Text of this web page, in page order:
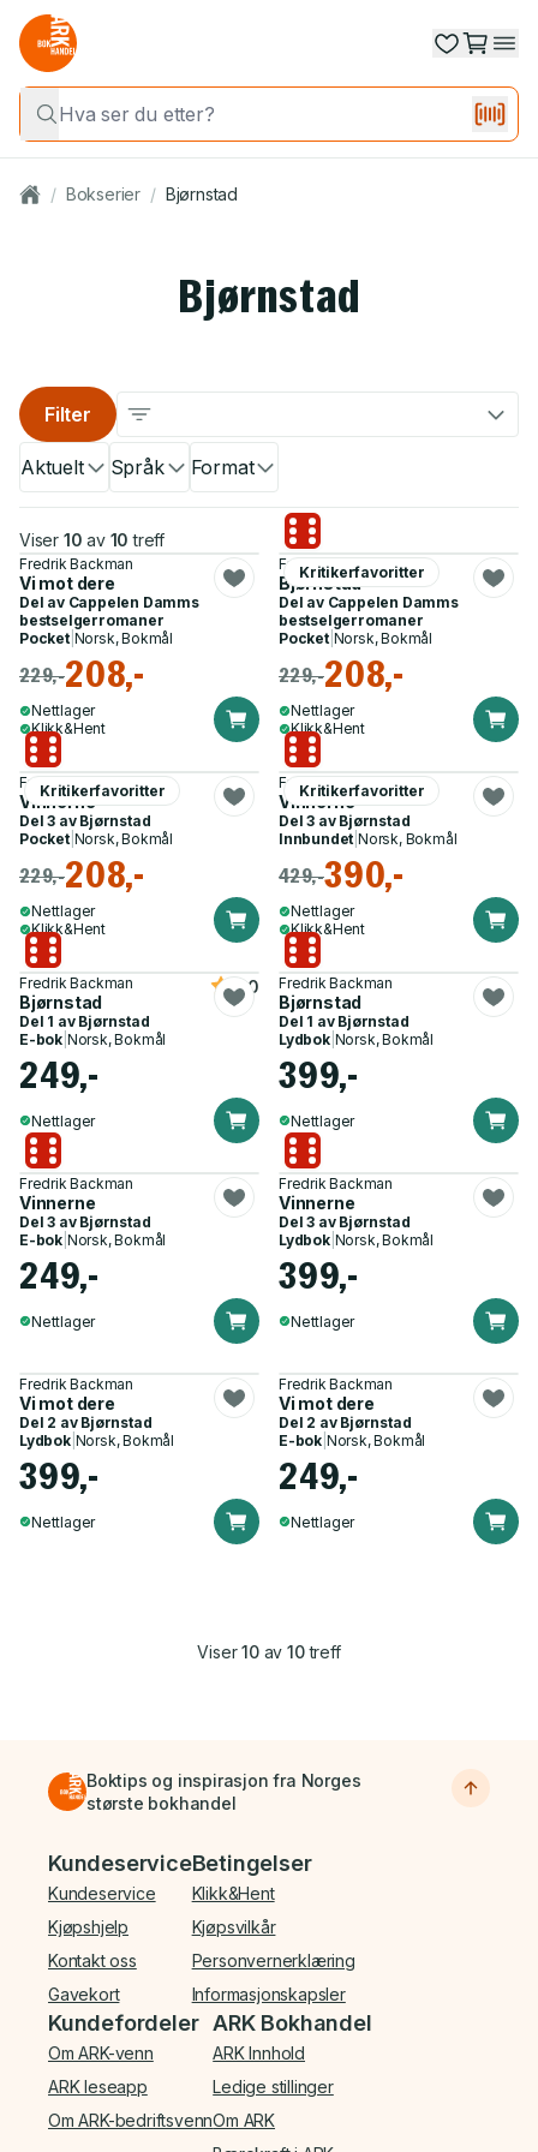
/ Bokserier / Bjørnstad
Bjørnstad
Aktuelt Språk Format
Filter
Viser 10 av 10 treff
Fredrik Backman
Vi mot dere
Del av Cappelen Damms
bestselgerromaner
Pocket| Norsk, Bokmål
229,-208,-
Nettlager
Klikk&Hent
Kritikerfavoritter
Fredrik Backman
Bjørnstad
Del av Cappelen Damms
bestselgerromaner
Pocket| Norsk, Bokmål
229,-208,-
Nettlager
Klikk&Hent
Kritikerfavoritter
Fredrik Backman
Vinnerne
Del 3 av Bjørnstad
Pocket| Norsk, Bokmål
229,-208,-
Nettlager
Klikk&Hent
Kritikerfavoritter
Fredrik Backman
Vinnerne
Del 3 av Bjørnstad
Innbundet |Norsk, Bokmål
429,-390,-
Nettlager
Klikk&Hent
Fredrik Backman
Bjørnstad
5.0
Del 1 av Bjørnstad
E-bok Norsk, Bokmål
249,-
Nettlager
Fredrik Backman
Bjørnstad
Del 1 av Bjørnstad
Lydbok| Norsk, Bokmål
399,-
Nettlager
Fredrik Backman
Vinnerne
Del 3 av Bjørnstad
E-bok Norsk, Bokmål
249,-
Nettlager
Fredrik Backman
Vinnerne
Del 3 av Bjørnstad
Lydbok| Norsk, Bokmål
399,-
Nettlager
Fredrik Backman
Vi mot dere
Del 2 av Bjørnstad
Lydbok| Norsk, Bokmål
399,-
Nettlager
Fredrik Backman
Vi mot dere
Del 2 av Bjørnstad
E-bok Norsk, Bokmål
249,-
Nettlager
Viser10av 10treff
Boktips og inspirasjon fra Norges
største bokhandel
Bunnmeny
Kundeservice
Kundeservice
Kjøpshjelp
Kontakt oss
Gavekort
Betingelser
Klikk&Hent
Kjøpsvilkår
Personvernerklæring
Informasjonskapsler
Kundefordeler
Om ARK-venn
ARK leseapp
Om ARK-bedriftsvenn
ARK Bokhandel
ARK Innhold
Ledige stillinger
Om ARK